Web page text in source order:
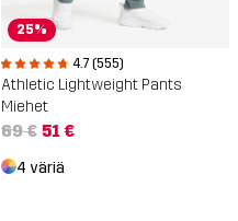
25%
4.7 (555)
Athletic Lightweight Pants
Miehet
69 € 51 €
4 väriä